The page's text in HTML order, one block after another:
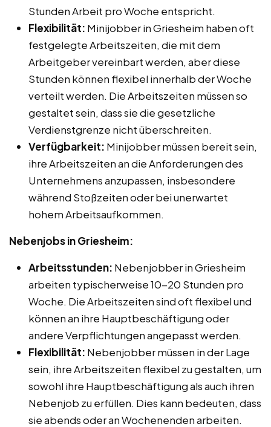
Stunden Arbeit pro Woche entspricht.
Flexibilität: Minijobber in Griesheim haben oft
festgelegte Arbeitszeiten, die mit dem
Arbeitgeber vereinbart werden, aber diese
Stunden können flexibel innerhalb der Woche
verteilt werden. Die Arbeitszeiten müssen so
gestaltet sein, dass sie die gesetzliche
Verdienstgrenze nicht überschreiten.
Verfügbarkeit: Minijobber müssen bereit sein,
ihre Arbeitszeiten an die Anforderungen des
Unternehmens anzupassen, insbesondere
während Stoßzeiten oder bei unerwartet
hohem Arbeitsaufkommen.
Nebenjobs in Griesheim:
Arbeitsstunden: Nebenjobber in Griesheim
arbeiten typischerweise 10-20 Stunden pro
Woche. Die Arbeitszeiten sind oft flexibel und
können an ihre Hauptbeschäftigung oder
andere Verpflichtungen angepasst werden.
Flexibilität: Nebenjobber müssen in der Lage
sein, ihre Arbeitszeiten flexibel zu gestalten, um
sowohl ihre Hauptbeschäftigung als auch ihren
Nebenjob zu erfüllen. Dies kann bedeuten, dass
sie abends oder an Wochenenden arbeiten.